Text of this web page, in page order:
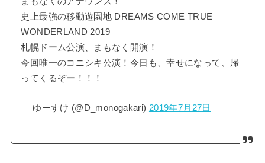
史上最強の移動遊園地 DREAMS COME TRUE
WONDERLAND 2019
札幌ドーム公演、まもなく開演！
今回唯一のコニシキ公演！今日も、幸せになって、帰
ってくるぞー！！！
— ゆーすけ (@D_monogakari) 2019年7月27日